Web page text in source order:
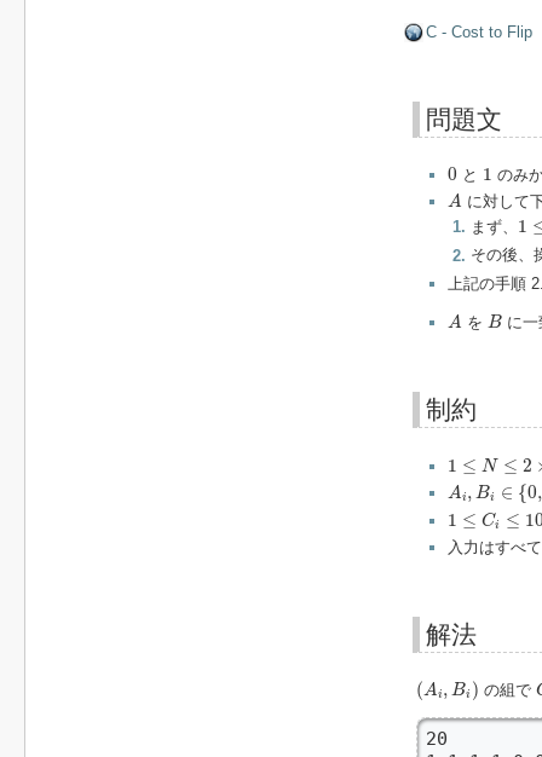
C - Cost to Flip
問題文
0
0 と 1
1 のみ
A
A に対して
まず、 1
1 i
その後、
上記の手順
A
A を B
Bに一
制約
1 ≤ N ≤ 2
≤2 105
Ai, Bi ∈ {0,
Ai Bi∈ 0 1}
1 ≤ Ci ≤
C ≤10 6
入力はすべ
解法
(Ai, Bi )
(Ai i) の組で
20